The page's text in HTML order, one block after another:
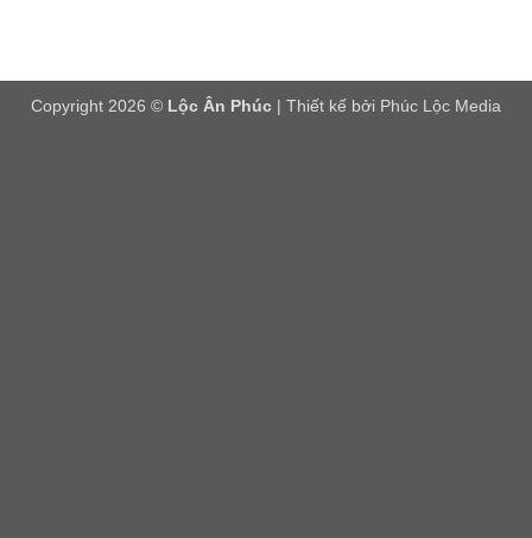
Copyright 2026 © Lộc Ân Phúc | Thiết kế bởi Phúc Lộc Media